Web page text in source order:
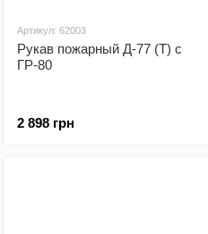
Артикул: 62003
Рукав пожарный Д-77 (Т) с
ГР-80
2 898 грн